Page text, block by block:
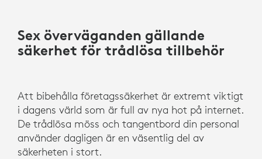
Sex överväganden gällande
säkerhet för trådlösa tillbehör
Att bibehålla företagssäkerhet är extremt viktigt
i dagens värld som är full av nya hot på internet.
De trådlösa möss och tangentbord din personal
använder dagligen är en väsentlig del av
säkerheten i stort.